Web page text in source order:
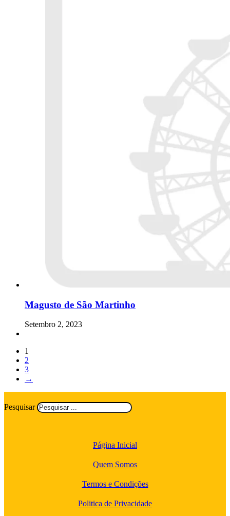
Magusto de São Martinho
Setembro 2, 2023
1
2
3
→
Pesquisar
Página Inicial
Quem Somos
Termos e Condições
Politica de Privacidade